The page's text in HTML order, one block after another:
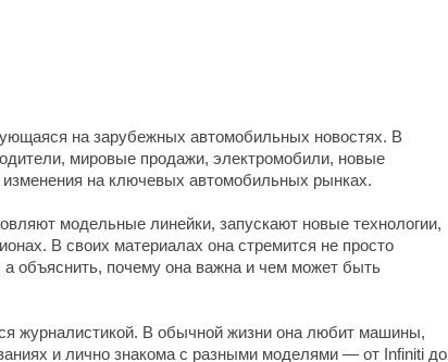
на зарубежных автомобильных новостях. В
мировые продажи, электромобили, новые
на ключевых автомобильных рынках.
модельные линейки, запускают новые технологии,
В своих материалах она стремится не просто
а объяснить, почему она важна и чем может быть
журналистикой. В обычной жизни она любит машины,
и лично знакома с разными моделями — от Infiniti до